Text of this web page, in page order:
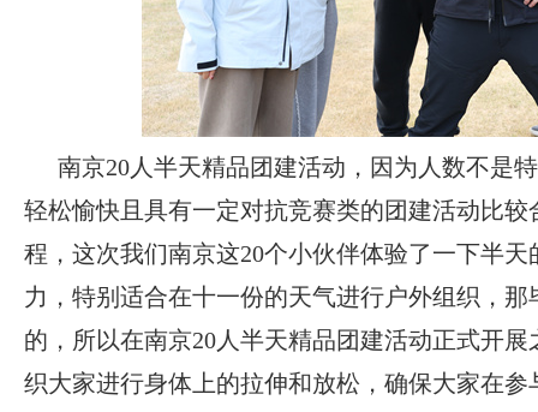
南京20人半天精品团建活动，因为人数不是
轻松愉快且具有一定对抗竞赛类的团建活动比
程，这次我们南京这20个小伙伴体验了一下半
力，特别适合在十一份的天气进行户外组织，
的，所以在南京20人半天精品团建活动正式开
织大家进行身体上的拉伸和放松，确保大家在